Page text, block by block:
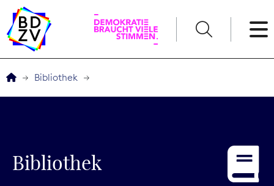
Service
Bibliothek
Bibliothek